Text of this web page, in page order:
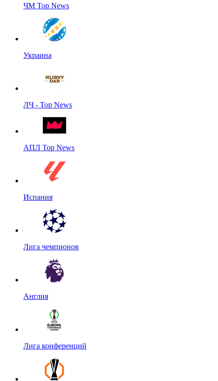
ЧМ Top News
Украина
ЛЧ - Top News
АПЛ Top News
Испания
Лига чемпионов
Англия
Лига конференций